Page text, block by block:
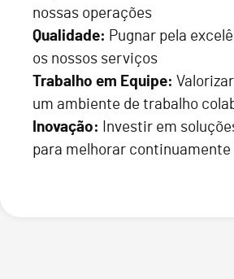
nossas operações
Qualidade: Pugnar pela
os nossos serviços
Trabalho em Equipe:
um ambiente de trabalho
Inovação: Investir em
para melhorar continuamente